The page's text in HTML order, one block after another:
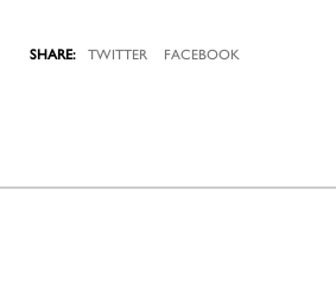
TWITTER FACEBOOK